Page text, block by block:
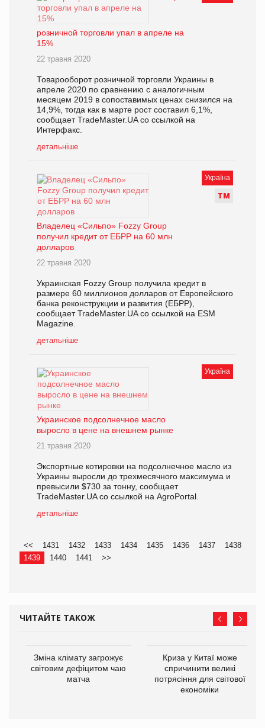
розничной торговли упал в апреле на
15%
22 травня 2020
Товарооборот розничной торговли Украины в
апреле 2020 по сравнению с аналогичным
месяцем 2019 в сопоставимых ценах снизился на
14,9%, тогда как в марте рост составил 6,1%,
сообщает TradeMaster.UA со ссылкой на
Интерфакс.
детальніше
Україна
ТМ
Владелец «Сильпо» Fozzy Group
получил кредит от ЕБРР на 60 млн
долларов
22 травня 2020
Украинская Fozzy Group получила кредит в
размере 60 миллионов долларов от Европейского
банка реконструкции и развития (ЕБРР),
сообщает TradeMaster.UA со ссылкой на ESM
Magazine.
детальніше
Україна
Украинское подсолнечное масло
выросло в цене на внешнем рынке
21 травня 2020
Экспортные котировки на подсолнечное масло из
Украины выросли до трехмесячного максимума и
превысили $730 за тонну, сообщает
TradeMaster.UA со ссылкой на AgroPortal.
детальніше
<< 1431 1432 1433 1434 1435 1436 1437
1438
1439
1440 1441 >>
ЧИТАЙТЕ ТАКОЖ
Зміна клімату загрожує
світовим дефіцитом чаю
матча
Криза у Китаї може
спричинити великі
потрясіння для світової
економіки